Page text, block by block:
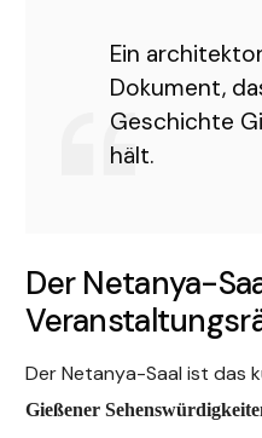
Ein
Dokument,
Geschichte
hält.
Der Netanya-
Der Netanya-Saal ist das
Gießener